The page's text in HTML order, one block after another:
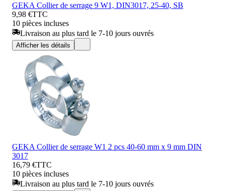
GEKA Collier de serrage 9 W1, DIN3017, 25-40, SB
9,98 €TTC
10 pièces incluses
Livraison au plus tard le 7-10 jours ouvrés
Afficher les détails
GEKA Collier de serrage W1 2 pcs 40-60 mm x 9 mm DIN
3017
16,79 €TTC
10 pièces incluses
Livraison au plus tard le 7-10 jours ouvrés